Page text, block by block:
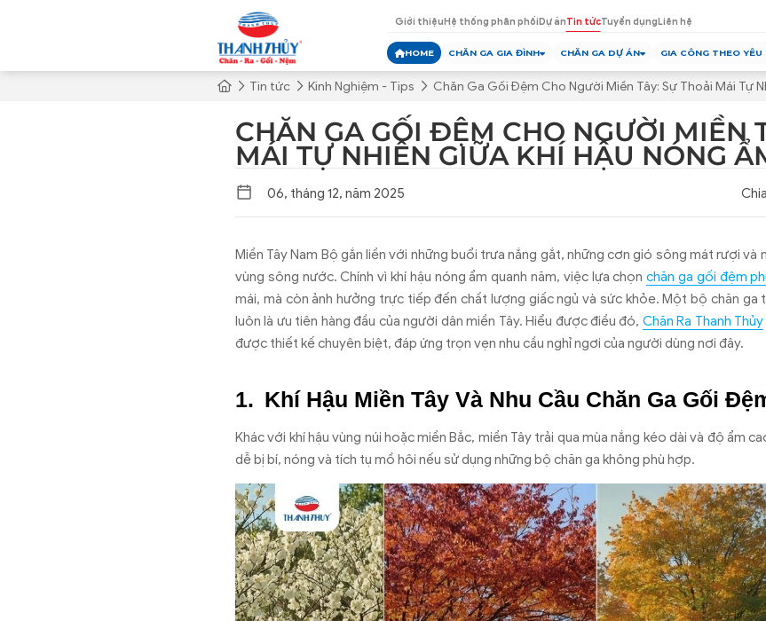
Giới thiệuHệ thống phân phốiDự ánTin tứcTuyển dụngLiên hệ
HOME CHĂN GA GIA ĐÌNH CHĂN GA DỰ ÁN GIA CÔNG THEO YÊU
Tin tức Kinh Nghiệm - Tips Chăn Ga Gối Đệm Cho Người Miền Tây: Sự Thoải Mái Tự
CHĂN GA GỐI ĐỆM CHO NGƯỜI MIỀN
MÁI TỰ NHIÊN GIỮA KHÍ HẬU NÓNG
06, tháng 12, năm 2025
Miền Tây Nam Bộ gắn liền với những buổi trưa nắng gắt, những cơn gió sông mát rượi và
vùng sông nước. Chính vì khí hậu nóng ẩm quanh năm, việc lựa chọnchăn ga gối đệm
mái, mà còn ảnh hưởng trực tiếp đến chất lượng giấc ngủ và sức khỏe. Một bộ chăn ga
luôn là ưu tiên hàng đầu của người dân miền Tây. Hiểu được điều đó, Chăn Ra Thanh Thủy
được thiết kế chuyên biệt, đáp ứng trọn vẹn nhu cầu nghỉ ngơi của người dùng nơi đây.
Khí Hậu Miền Tây Và Nhu Cầu Chăn Ga Gối
Khác với khí hậu vùng núi hoặc miền Bắc, miền Tây trải qua mùa nắng kéo dài và độ ẩm
dễ bị bí, nóng và tích tụ mồ hôi nếu sử dụng những bộ chăn ga không phù hợp.